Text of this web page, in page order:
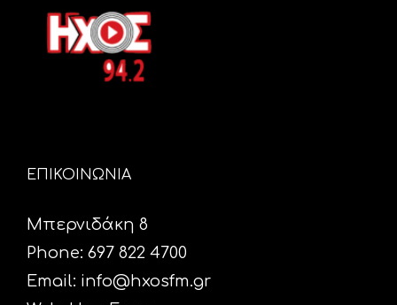
ΕΠΙΚΟΙΝΩΝΙΑ
Μπερνιδάκη 8
Phone: 697 822 4700
Email: info@hxosfm.gr